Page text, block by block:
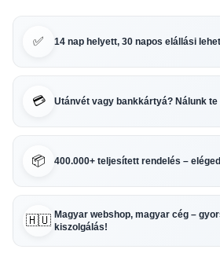
✅ 14 nap helyett, 30 napos elállási
💳 Utánvét vagy bankkártyá? Nálunk te
📦 400.000+ teljesített rendelés –
🇭🇺 Magyar webshop, magyar cég –
kiszolgálás!